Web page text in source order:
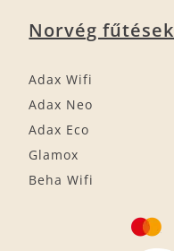
Norvég fűtések
Adax Wifi
Adax Neo
Adax Eco
Glamox
Beha Wifi